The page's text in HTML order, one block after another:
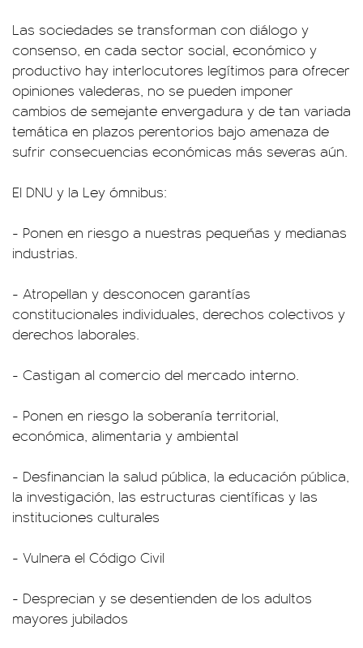
Las sociedades se transforman con diálogo y
consenso, en cada sector social, económico y
productivo hay interlocutores legítimos para ofrecer
opiniones valederas, no se pueden imponer
cambios de semejante envergadura y de tan variada
temática en plazos perentorios bajo amenaza de
sufrir consecuencias económicas más severas aún.
El DNU y la Ley ómnibus:
- Ponen en riesgo a nuestras pequeñas y medianas
industrias.
- Atropellan y desconocen garantías
constitucionales individuales, derechos colectivos y
derechos laborales.
- Castigan al comercio del mercado interno.
- Ponen en riesgo la soberanía territorial,
económica, alimentaria y ambiental
- Desfinancian la salud pública, la educación pública,
la investigación, las estructuras científicas y las
instituciones culturales
- Vulnera el Código Civil
- Desprecian y se desentienden de los adultos
mayores jubilados